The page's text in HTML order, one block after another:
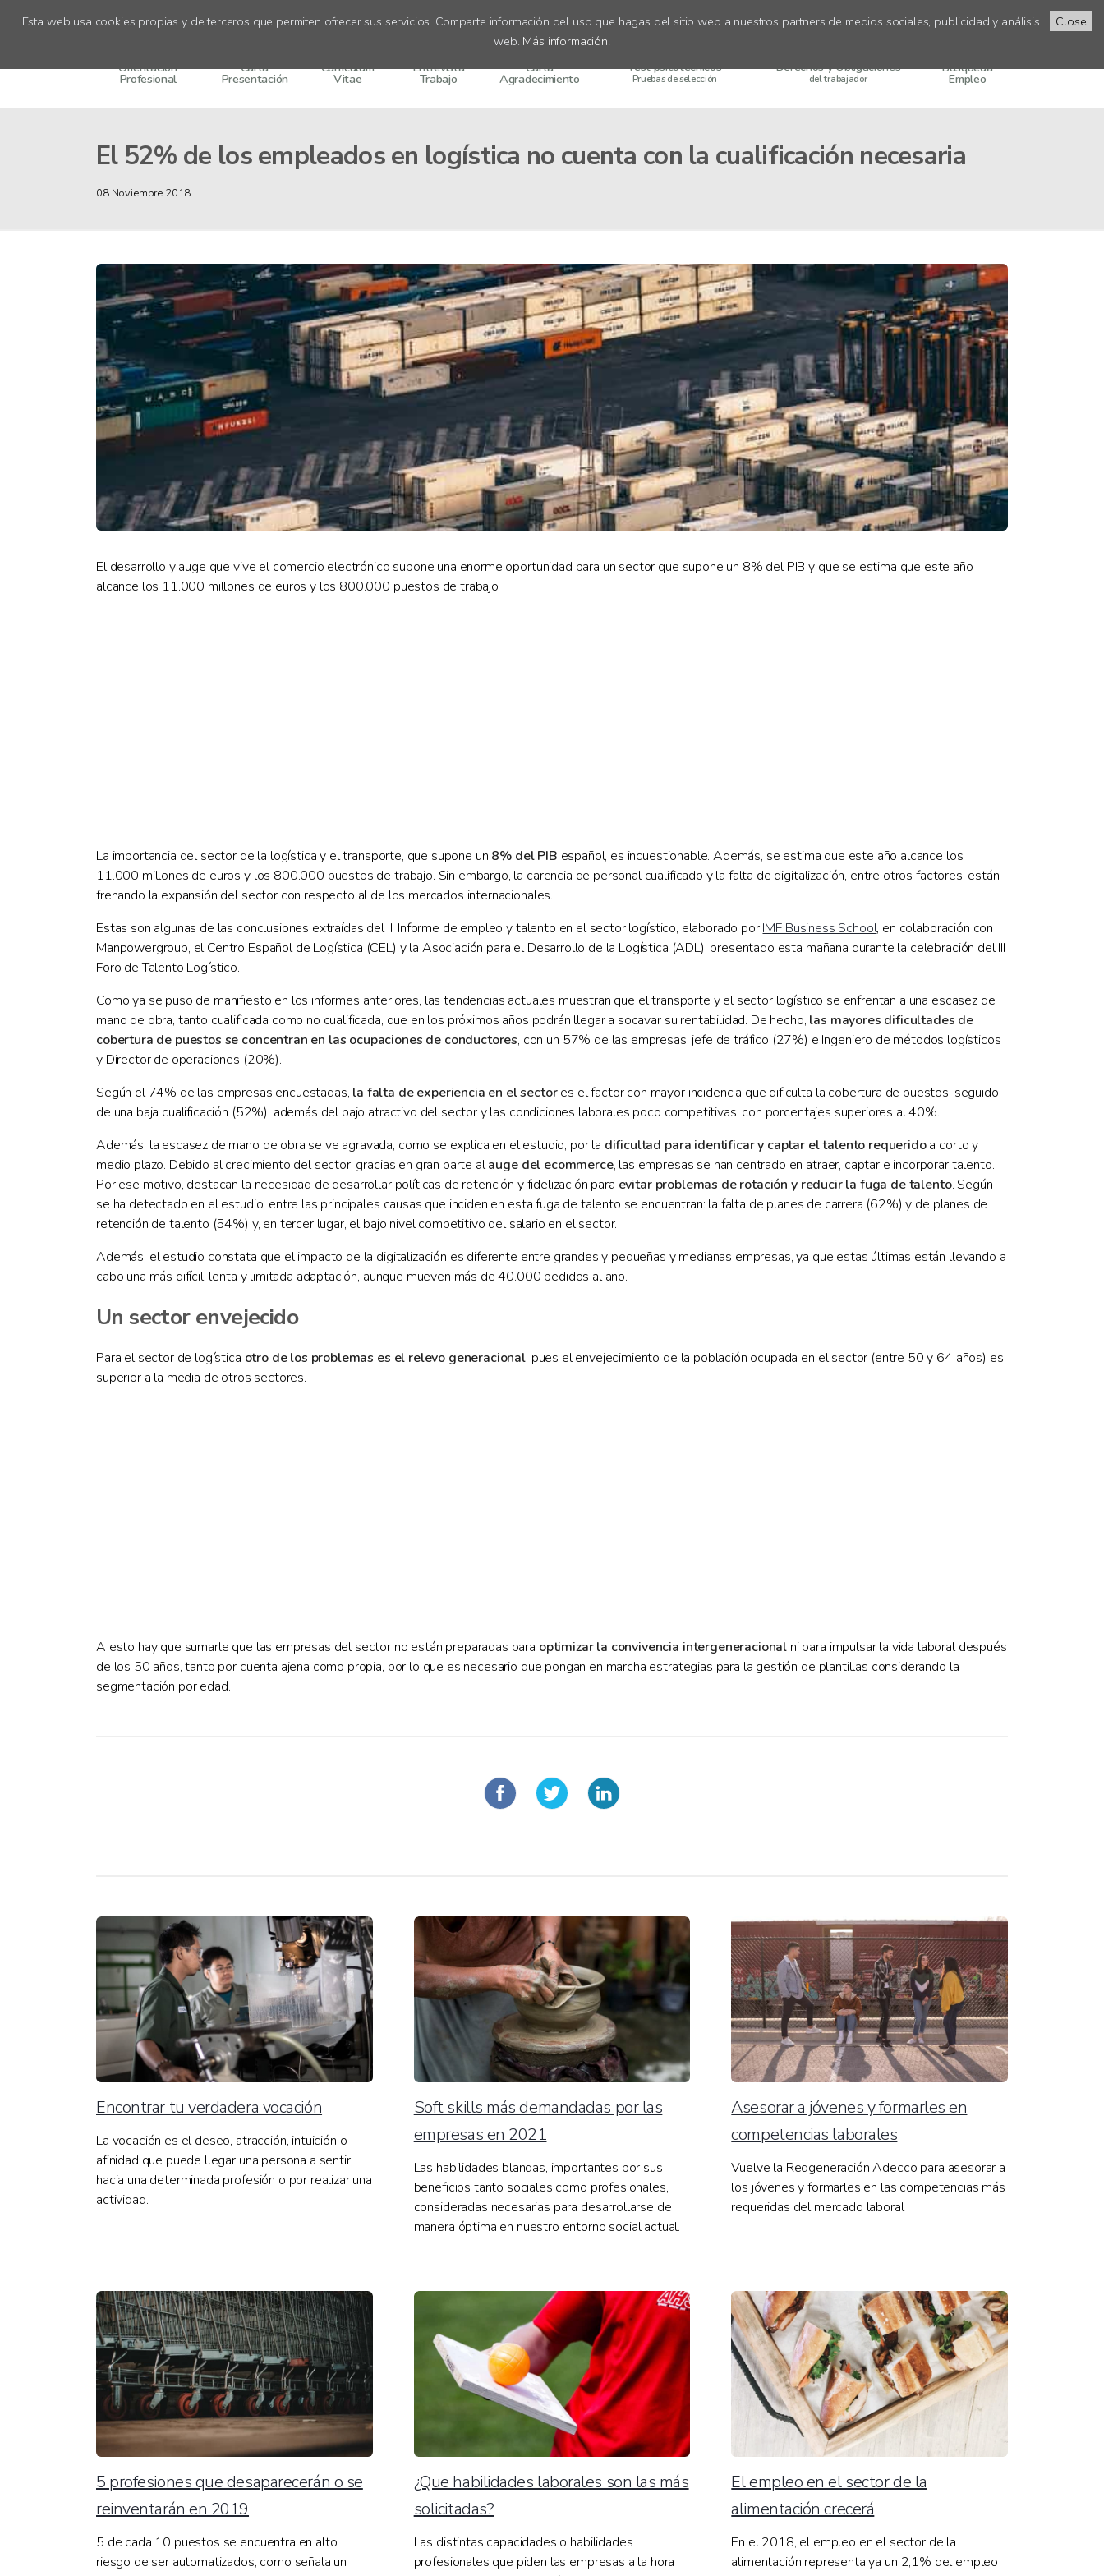
Close
Esta web usa cookies propias y de terceros que permiten ofrecer sus servicios. Comparte información del uso que hagas del sitio web a nuestros partners de medios sociales, publicidad y análisis
web. Más información.
Orientación
Profesional
Carta
Presentación
Currículum
Vitae
Entrevista
Trabajo
Carta
Agradecimiento
Test psicotécnicos
Pruebas de selección
Derechos y Obligaciones
del trabajador
Búsqueda
Empleo
El 52% de los empleados en logística no cuenta con la cualificación necesaria
08 Noviembre 2018
El desarrollo y auge que vive el comercio electrónico supone una enorme oportunidad para un sector que supone un 8% del PIB y que se estima que este año
alcance los 11.000 millones de euros y los 800.000 puestos de trabajo
La importancia del sector de la logística y el transporte, que supone un 8% del PIB español, es incuestionable. Además, se estima que este año alcance los
11.000 millones de euros y los 800.000 puestos de trabajo. Sin embargo, la carencia de personal cualificado y la falta de digitalización, entre otros factores, están
frenando la expansión del sector con respecto al de los mercados internacionales.
Estas son algunas de las conclusiones extraídas del III Informe de empleo y talento en el sector logístico, elaborado porIMF Business School, en colaboración con
Manpowergroup, el Centro Español de Logística (CEL) y la Asociación para el Desarrollo de la Logística (ADL), presentado esta mañana durante la celebración del III
Foro de Talento Logístico.
Como ya se puso de manifiesto en los informes anteriores, las tendencias actuales muestran que el transporte y el sector logístico se enfrentan a una escasez de
mano de obra, tanto cualificada como no cualificada, que en los próximos años podrán llegar a socavar su rentabilidad. De hecho, las mayores dificultades de
cobertura de puestos se concentran en las ocupaciones de conductores, con un 57% de las empresas, jefe de tráfico (27%) e Ingeniero de métodos logísticos
y Director de operaciones (20%).
Según el 74% de las empresas encuestadas, la falta de experiencia en el sectores el factor con mayor incidencia que dificulta la cobertura de puestos, seguido
de una baja cualificación (52%), además del bajo atractivo del sector y las condiciones laborales poco competitivas, con porcentajes superiores al 40%.
Además, la escasez de mano de obra se ve agravada, como se explica en el estudio, por la dificultad para identificar y captar el talento requeridoa corto y
medio plazo. Debido al crecimiento del sector, gracias en gran parte alauge del ecommerce, las empresas se han centrado en atraer, captar e incorporar talento.
Por ese motivo, destacan la necesidad de desarrollar políticas de retención y fidelización para evitar problemas de rotación y reducir la fuga de talento. Según
se ha detectado en el estudio, entre las principales causas que inciden en esta fuga de talento se encuentran: la falta de planes de carrera (62%) y de planes de
retención de talento (54%) y, en tercer lugar, el bajo nivel competitivo del salario en el sector.
Además, el estudio constata que el impacto de la digitalización es diferente entre grandes y pequeñas y medianas empresas, ya que estas últimas están llevando a
cabo una más difícil, lenta y limitada adaptación, aunque mueven más de 40.000 pedidos al año.
Un sector envejecido
Para el sector de logística otro de los problemas es el relevo generacional, pues el envejecimiento de la población ocupada en el sector (entre 50 y 64 años) es
superior a la media de otros sectores.
A esto hay que sumarle que las empresas del sector no están preparadas para optimizar la convivencia intergeneracional ni para impulsar la vida laboral después
de los 50 años, tanto por cuenta ajena como propia, por lo que es necesario que pongan en marcha estrategias para la gestión de plantillas considerando la
segmentación por edad.
Encontrar tu verdadera vocación
La vocación es el deseo, atracción, intuición o
afinidad que puede llegar una persona a sentir,
hacia una determinada profesión o por realizar una
actividad.
Soft skills más demandadas por las
empresas en 2021
Las habilidades blandas, importantes por sus
beneficios tanto sociales como profesionales,
consideradas necesarias para desarrollarse de
manera óptima en nuestro entorno social actual.
Asesorar a jóvenes y formarles en
competencias laborales
Vuelve la Redgeneración Adecco para asesorar a
los jóvenes y formarles en las competencias más
requeridas del mercado laboral
5 profesiones que desaparecerán o se
reinventarán en 2019
5 de cada 10 puestos se encuentra en alto
riesgo de ser automatizados, como señala un
¿Que habilidades laborales son las más
solicitadas?
Las distintas capacidades o habilidades
profesionales que piden las empresas a la hora
El empleo en el sector de la
alimentación crecerá
En el 2018, el empleo en el sector de la
alimentación representa ya un 2,1% del empleo